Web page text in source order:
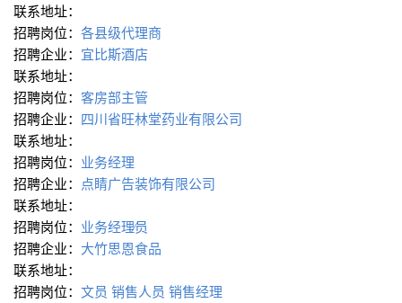
联系地址：
招聘岗位： 各县级代理商
招聘企业： 宜比斯酒店
联系地址：
招聘岗位： 客房部主管
招聘企业： 四川省旺林堂药业有限公司
联系地址：
招聘岗位： 业务经理
招聘企业： 点睛广告装饰有限公司
联系地址：
招聘岗位： 业务经理∕员
招聘企业： 大竹思恩食品
联系地址：
招聘岗位： 文员 销售人员 销售经理